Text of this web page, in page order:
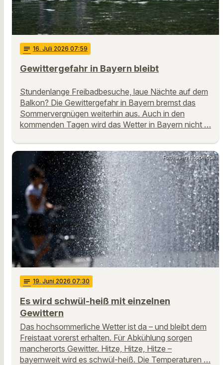
notes 16. Juli 2026 07:59
Gewittergefahr in Bayern bleibt
Stundenlange Freibadbesuche, laue Nächte auf dem
Balkon? Die Gewittergefahr in Bayern bremst das
Sommervergnügen weiterhin aus. Auch in den
kommenden Tagen wird das Wetter in Bayern nicht …
Foto: Sven Hoppe/dpa
notes 19. Juni 2026 07:30
Es wird schwül-heiß mit einzelnen
Gewittern
Das hochsommerliche Wetter ist da – und bleibt dem
Freistaat vorerst erhalten. Für Abkühlung sorgen
mancherorts Gewitter. Hitze, Hitze, Hitze –
bayernweit wird es schwül-heiß. Die Temperaturen …